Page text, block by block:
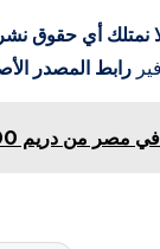
نمتلك أي حقوق نشر
رابط المصدر
مصر من دريم 2000